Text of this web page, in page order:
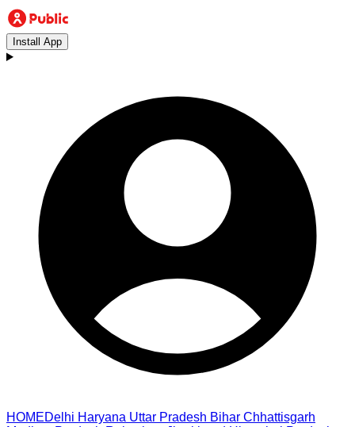
Install App
HOMEDelhi Haryana Uttar Pradesh Bihar Chhattisgarh